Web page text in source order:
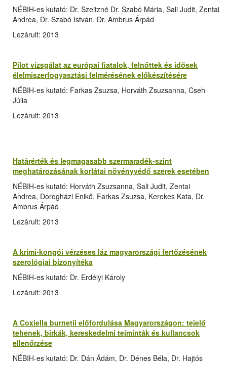
NÉBIH-es kutató: Dr. Szeitzné Dr. Szabó Mária, Sali Judit, Zentai
Andrea, Dr. Szabó István, Dr. Ambrus Árpád
Lezárult: 2013
Pilot vizsgálat az európai fiatalok, felnőttek és idősek
élelmiszerfogyasztási felmérésének előkészítésére
NÉBIH-es kutató: Farkas Zsuzsa, Horváth Zsuzsanna, Cseh
Júlia
Lezárult: 2013
Határérték és legmagasabb szermaradék-szint
meghatározásának korlátai növényvédő szerek esetében
NÉBIH-es kutató: Horváth Zsuzsanna, Sali Judit, Zentai
Andrea, Dorogházi Enikő, Farkas Zsuzsa, Kerekes Kata, Dr.
Ambrus Árpád
Lezárult: 2013
A krími-kongói vérzéses láz magyarországi fertőzésének
szerológiai bizonyítéka
NÉBIH-es kutató: Dr. Erdélyi Károly
Lezárult: 2013
A Coxiella burnetii előfordulása Magyarországon: tejelő
tehenek, birkák, kereskedelmi tejminták és kullancsok
ellenőrzése
NÉBIH-es kutató: Dr. Dán Ádám, Dr. Dénes Béla, Dr. Hajtós